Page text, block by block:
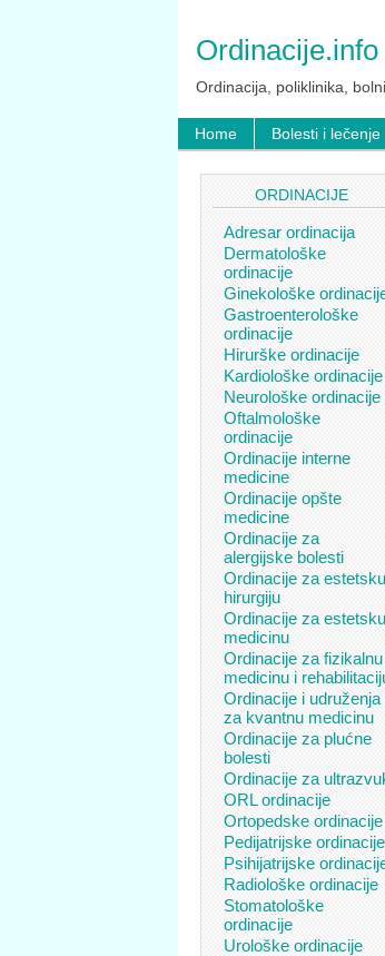
Ordinacije.info
Ordinacija, poliklinika,
Home Bolesti i lečenje
ORDINACIJE
Adresar ordinacija
Dermatološke
ordinacije
Ginekološke
Gastroenterološke
ordinacije
Hirurške ordinacije
Kardiološke ordinacije
Neurološke ordinacije
Oftalmološke
ordinacije
Ordinacije interne
medicine
Ordinacije opšte
medicine
Ordinacije za
alergijske bolesti
Ordinacije za estetsku
hirurgiju
Ordinacije za estetsku
medicinu
Ordinacije za fizikalnu
medicinu i
Ordinacije i udruženja
za kvantnu medicinu
Ordinacije za plućne
bolesti
Ordinacije za
ORL ordinacije
Ortopedske ordinacije
Pedijatrijske ordinacije
Psihijatrijske
Radiološke ordinacije
Stomatološke
ordinacije
Urološke ordinacije